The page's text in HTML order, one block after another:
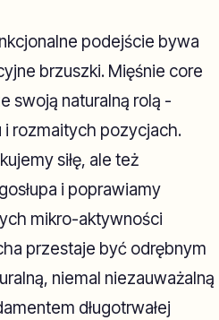
podejście bywa
brzuszki. Mięśnie core
swoją naturalną rolą -
i rozmaitych pozycjach.
siłę, ale też
i poprawiamy
mikro-aktywności
przestaje być odrębnym
niemal niezauważalną
długotrwałej